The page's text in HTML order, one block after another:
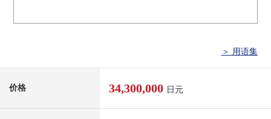
＞ 用语集
价格 34,300,000 日元